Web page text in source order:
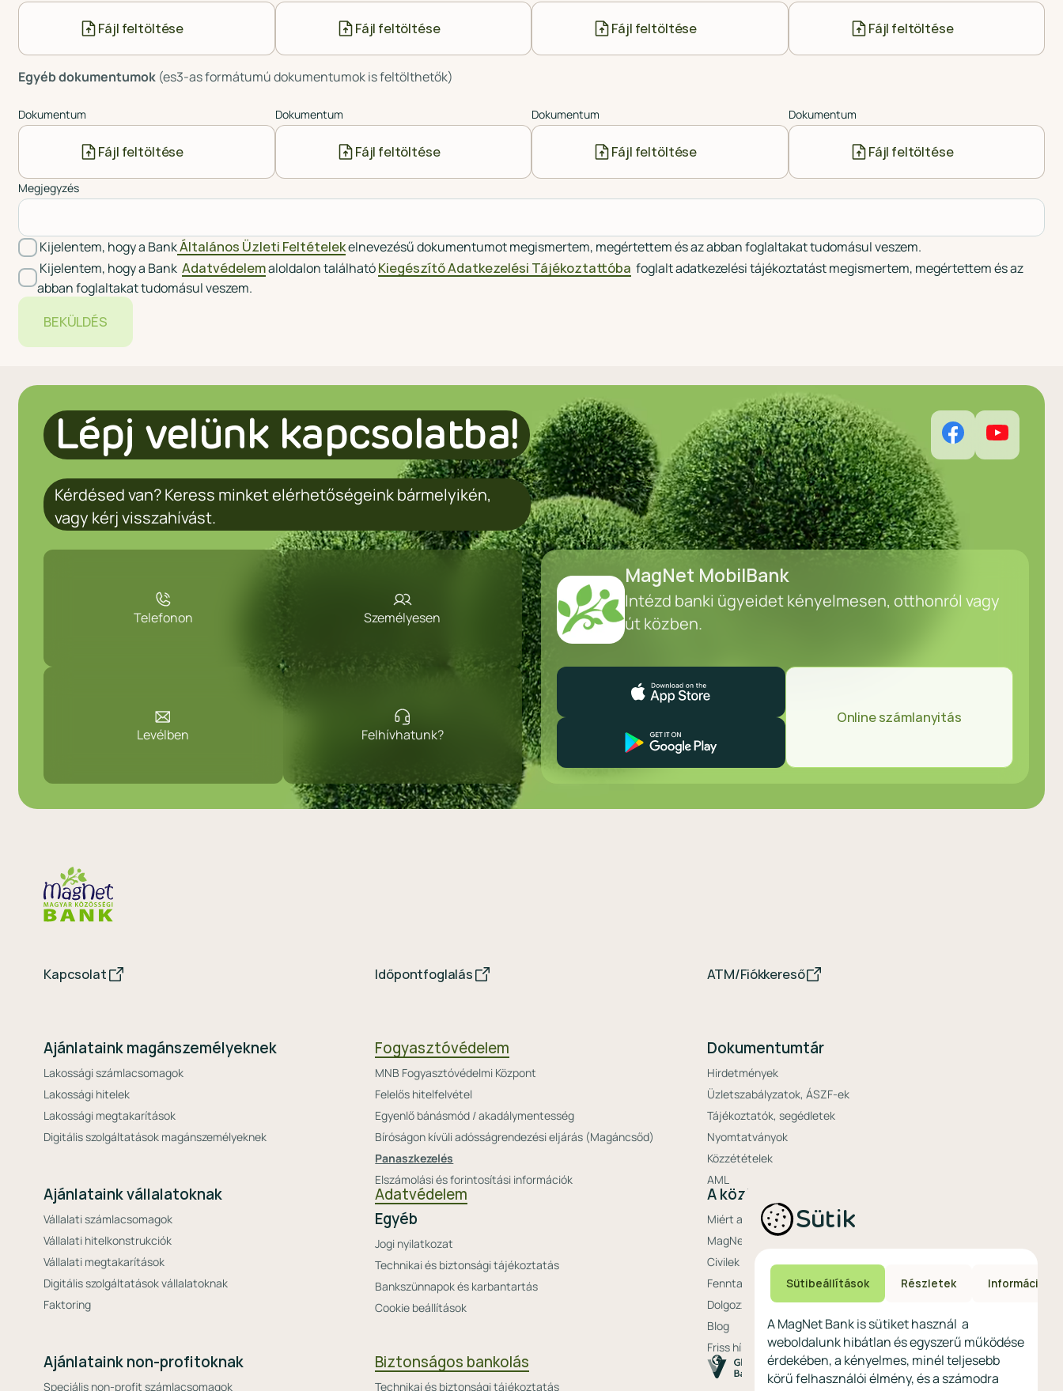
Fájl feltöltése Fájl feltöltése Fájl feltöltése Fájl feltöltése
Egyéb dokumentumok (es3-as formátumú dokumentumok is feltölthetők)
Dokumentum
Fájl feltöltése
Dokumentum
Fájl feltöltése
Dokumentum
Fájl feltöltése
Dokumentum
Fájl feltöltése
Megjegyzés
Kijelentem, hogy a BankÁltalános Üzleti Feltételekelnevezésű dokumentumot megismertem, megértettem és az abban foglaltakat tudomásul veszem.
Kijelentem, hogy a Bank Adatvédelemaloldalon találhatóKiegészítő Adatkezelési Tájékoztattóba foglalt adatkezelési tájékoztatást megismertem, megértettem és az
abban foglaltakat tudomásul veszem.
BEKÜLDÉS
Lépj velünk kapcsolatba!
Kérdésed van? Keress minket elérhetőségeink bármelyikén,
vagy kérj visszahívást.
Telefonon Személyesen
Levélben Felhívhatunk?
MagNet MobilBank
Intézd banki ügyeidet kényelmesen, otthonról vagy
út közben.
Online számlanyitás
Kapcsolat Időpontfoglalás ATM/Fiókkereső
Ajánlataink magánszemélyeknek
Lakossági számlacsomagok
Lakossági hitelek
Lakossági megtakarítások
Digitális szolgáltatások magánszemélyeknek
Fogyasztóvédelem
MNB Fogyasztóvédelmi Központ
Felelős hitelfelvétel
Egyenlő bánásmód / akadálymentesség
Bíróságon kívüli adósságrendezési eljárás (Magáncsőd)
Panaszkezelés
Elszámolási és forintosítási információk
Dokumentumtár
Hirdetmények
Üzletszabályzatok, ÁSZF-ek
Tájékoztatók, segédletek
Nyomtatványok
Közzétételek
AML
Ajánlataink vállalatoknak
Vállalati számlacsomagok
Vállalati hitelkonstrukciók
Vállalati megtakarítások
Digitális szolgáltatások vállalatoknak
Faktoring
Adatvédelem
Egyéb
Jogi nyilatkozat
Technikai és biztonsági tájékoztatás
Bankszünnapok és karbantartás
Cookie beállítások
A közösségi bank
Miért a MagNet?
MagNet Extrák
Civilek bankja
Fenntarthatóság a MagNetnél
Dolgozz nálunk
Blog
Friss hírek
Ajánlataink non-profitoknak
Speciális non-profit számlacsomagok
Biztonságos bankolás
Technikai és biztonsági tájékoztatás
Sütik
Sütibeállítások Részletek Információ
A MagNet Bank is sütiket használ a
weboldalunk hibátlan és egyszerű működése
érdekében, a kényelmes, minél teljesebb
körű felhasználói élmény, és a számodra